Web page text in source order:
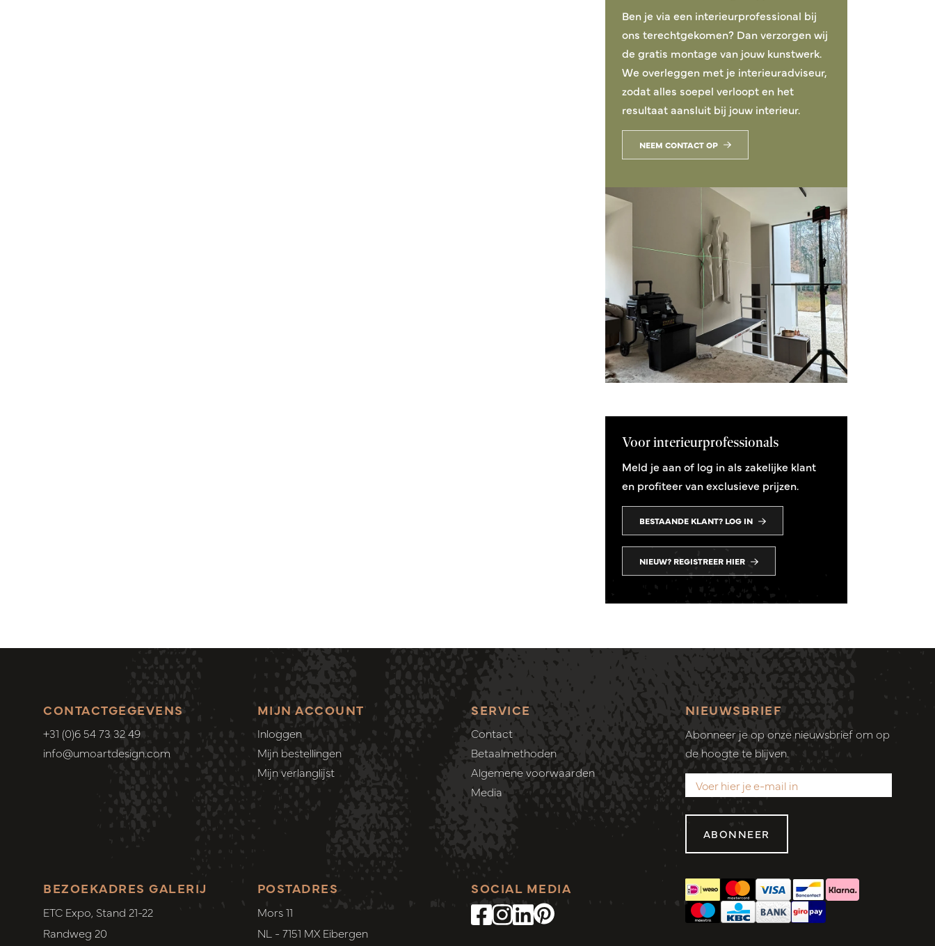
Ben je via een interieurprofessional bij
ons terechtgekomen? Dan verzorgen wij
de gratis montage van jouw kunstwerk.
We overleggen met je interieuradviseur,
zodat alles soepel verloopt en het
resultaat aansluit bij jouw interieur.
NEEM CONTACT OP
Voor interieurprofessionals
Meld je aan of log in als zakelijke klant
en profiteer van exclusieve prijzen.
BESTAANDE KLANT? LOG IN
NIEUW? REGISTREER HIER
CONTACTGEGEVENS
+31 (0)6 54 73 32 49
info@umoartdesign.com
MIJN ACCOUNT
Inloggen
Mijn bestellingen
Mijn verlanglijst
SERVICE
Contact
Betaalmethoden
Algemene voorwaarden
Media
SOCIAL MEDIA
POSTADRES
Mors 11
NL - 7151 MX Eibergen
BEZOEKADRES GALERIJ
ETC Expo, Stand 21-22
Randweg 20
NIEUWSBRIEF
Abonneer je op onze nieuwsbrief om op
de hoogte te blijven.
ABONNEER